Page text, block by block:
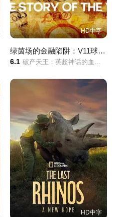
HD中字
绿茵场的金融陷阱：V11球星的黑天鹅事件
6.1 破产天王：英超神话的血色终局/
HD中字